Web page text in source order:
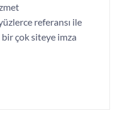
referansı ile
çok siteye imza